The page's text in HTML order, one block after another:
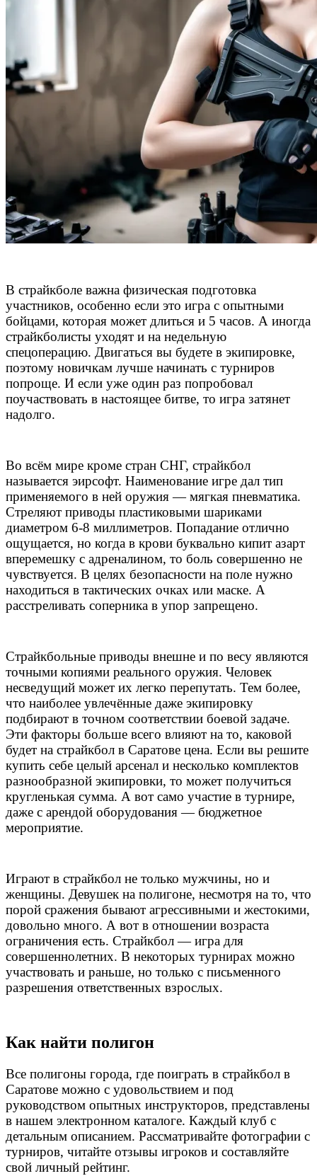
В страйкболе важна физическая подготовка
участников, особенно если это игра с опытными
бойцами, которая может длиться и 5 часов. А иногда
страйкболисты уходят и на недельную
спецоперацию. Двигаться вы будете в экипировке,
поэтому новичкам лучше начинать с турниров
попроще. И если уже один раз попробовал
поучаствовать в настоящее битве, то игра затянет
надолго.
Во всём мире кроме стран СНГ, страйкбол
называется эирсофт. Наименование игре дал тип
применяемого в ней оружия — мягкая пневматика.
Стреляют приводы пластиковыми шариками
диаметром 6-8 миллиметров. Попадание отлично
ощущается, но когда в крови буквально кипит азарт
вперемешку с адреналином, то боль совершенно не
чувствуется. В целях безопасности на поле нужно
находиться в тактических очках или маске. А
расстреливать соперника в упор запрещено.
Страйкбольные приводы внешне и по весу являются
точными копиями реального оружия. Человек
несведущий может их легко перепутать. Тем более,
что наиболее увлечённые даже экипировку
подбирают в точном соответствии боевой задаче.
Эти факторы больше всего влияют на то, каковой
будет на страйкбол в Саратове цена. Если вы решите
купить себе целый арсенал и несколько комплектов
разнообразной экипировки, то может получиться
кругленькая сумма. А вот само участие в турнире,
даже с арендой оборудования — бюджетное
мероприятие.
Играют в страйкбол не только мужчины, но и
женщины. Девушек на полигоне, несмотря на то, что
порой сражения бывают агрессивными и жестокими,
довольно много. А вот в отношении возраста
ограничения есть. Страйкбол — игра для
совершеннолетних. В некоторых турнирах можно
участвовать и раньше, но только с письменного
разрешения ответственных взрослых.
Как найти полигон
Все полигоны города, где поиграть в страйкбол в
Саратове можно с удовольствием и под
руководством опытных инструкторов, представлены
в нашем электронном каталоге. Каждый клуб с
детальным описанием. Рассматривайте фотографии с
турниров, читайте отзывы игроков и составляйте
свой личный рейтинг.